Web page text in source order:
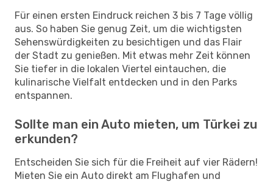
Für einen ersten Eindruck reichen 3 bis 7 Tage völlig
aus. So haben Sie genug Zeit, um die wichtigsten
Sehenswürdigkeiten zu besichtigen und das Flair
der Stadt zu genießen. Mit etwas mehr Zeit können
Sie tiefer in die lokalen Viertel eintauchen, die
kulinarische Vielfalt entdecken und in den Parks
entspannen.
Sollte man ein Auto mieten, um Türkei zu
erkunden?
Entscheiden Sie sich für die Freiheit auf vier Rädern!
Mieten Sie ein Auto direkt am Flughafen und